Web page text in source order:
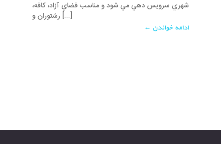
شهري سرويس دهي مي شود و مناسب فضاي آزاد، کافه،
رشتوران و [...]
ادامه خواندن ←